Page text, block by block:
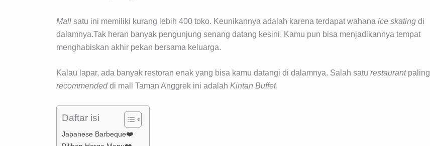
Mall satu ini memiliki kurang lebih 400 toko. Keunikannya adalah karena terdapat wahana ice skating di
dalamnya.Tak heran banyak pengunjung senang datang kesini. Kamu pun bisa menjadikannya tempat
menghabiskan akhir pekan bersama keluarga.
Kalau lapar, ada banyak restoran enak yang bisa kamu datangi di dalamnya. Salah satu restaurantpaling
recommendeddi mall Taman Anggrek ini adalah Kintan Buffet.
Daftar isi
Japanese Barbeque❤️